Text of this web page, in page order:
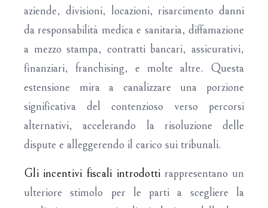
aziende, divisioni, locazioni, risarcimento danni
da responsabilità medica e sanitaria, diffamazione
a mezzo stampa, contratti bancari, assicurativi,
finanziari, franchising, e molte altre. Questa
estensione mira a canalizzare una porzione
significativa del contenzioso verso percorsi
alternativi, accelerando la risoluzione delle
dispute e alleggerendo il carico sui tribunali.
Gli incentivi fiscali introdotti rappresentano un
ulteriore stimolo per le parti a scegliere la